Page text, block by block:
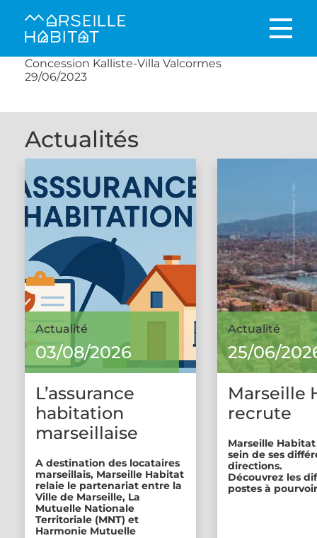
Concession Kalliste-Villa Valcormes
29/06/2023
Actualités
Actualité
03/08/2026
L’assurance
habitation
marseillaise
A destination des locataires
marseillais, Marseille Habitat
relaie le partenariat entre la
Ville de Marseille, La
Mutuelle Nationale
Territoriale (MNT) et
Harmonie Mutuelle
Actualité
25/06/
Marseille
recrute
Marseille
sein de ses
directions.
Découvrez les
postes à